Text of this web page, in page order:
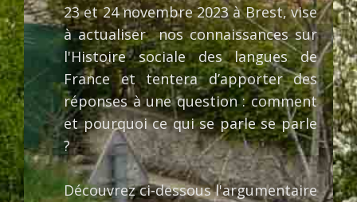
23 et 24 novembre 2023 à Brest, vise
à actualiser nos connaissances sur
l'Histoire sociale des langues de
France et tentera d’apporter des
réponses à une question : comment
et pourquoi ce qui se parle se parle
?
Découvrez ci-dessous l'argumentaire